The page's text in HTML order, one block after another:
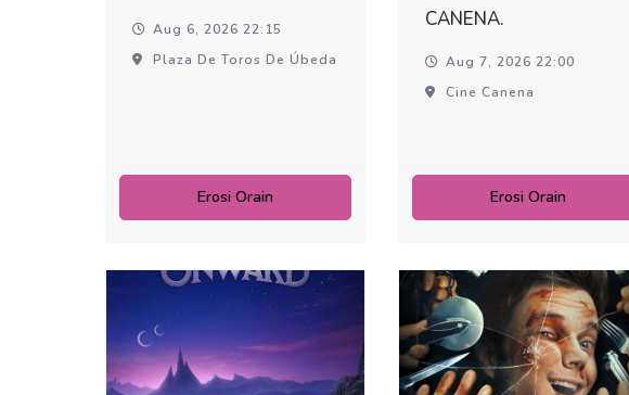
Aug 6, 2026 22:15
Plaza De Toros De Úbeda
Erosi Orain
CANENA.
Aug 7, 2026 22:00
Cine Canena
Erosi Orain